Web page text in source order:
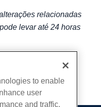
relacionadas
levar até 24 horas
cópia de URL
to enable
user
and traffic.